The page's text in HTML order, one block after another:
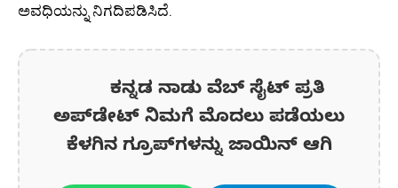
ಅವಧಿಯನ್ನು ನಿಗದಿಪಡಿಸಿದೆ.
ಕನ್ನಡ ನಾಡು ವೆಬ್ ಸೈಟ್ ಪ್ರತಿ
ಅಪ್‌ಡೇಟ್‌ ನಿಮಗೆ ಮೊದಲು ಪಡೆಯಲು
ಕೆಳಗಿನ ಗ್ರೂಪ್‌ಗಳನ್ನು ಜಾಯಿನ್ ಆಗಿ